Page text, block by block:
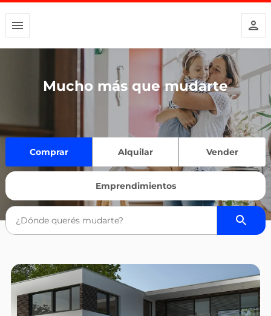
Mucho más que mudarte
Comprar Alquilar Vender
Emprendimientos